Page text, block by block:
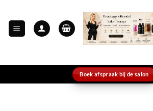
Boek afspraak bij de salon